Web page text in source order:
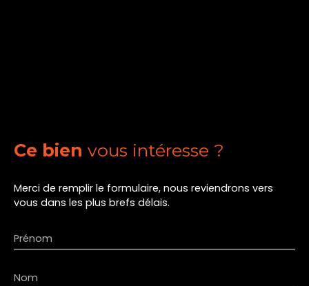
Ce bien vous intéresse ?
Merci de remplir le formulaire, nous reviendrons vers
vous dans les plus brefs délais.
Prénom
Nom